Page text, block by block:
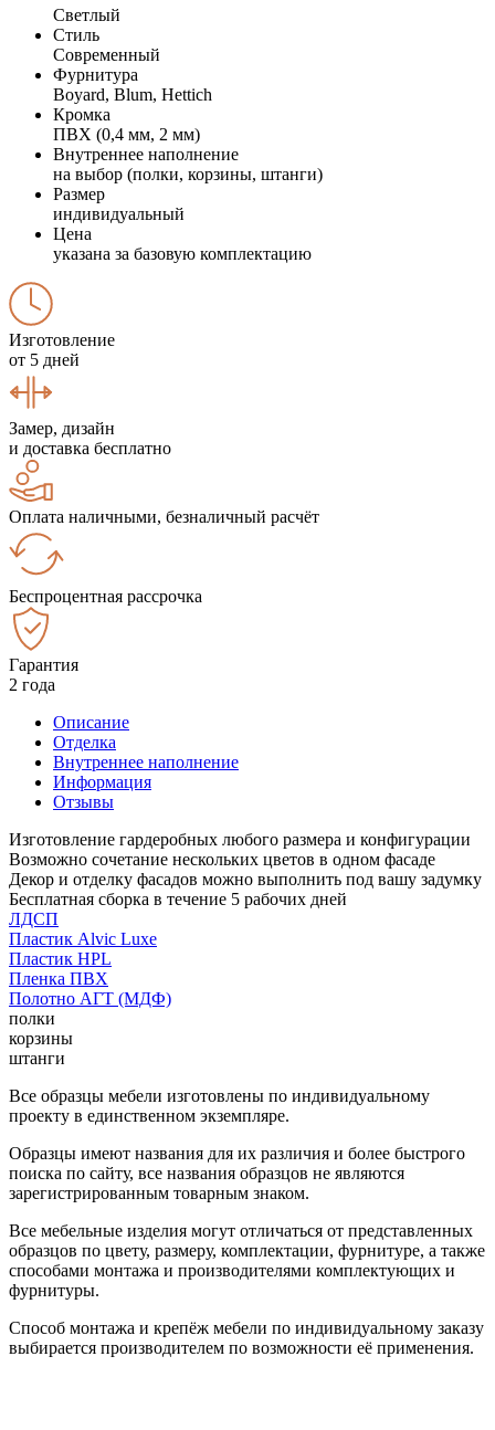
Светлый
Стиль
Современный
Фурнитура
Boyard, Blum, Hettich
Кромка
ПВХ (0,4 мм, 2 мм)
Внутреннее наполнение
на выбор (полки, корзины, штанги)
Размер
индивидуальный
Цена
указана за базовую комплектацию
Изготовление
от 5 дней
Замер, дизайн
и доставка бесплатно
Оплата наличными, безналичный расчёт
Беспроцентная рассрочка
Гарантия
2 года
Описание
Отделка
Внутреннее наполнение
Информация
Отзывы
Изготовление гардеробных любого размера и конфигурации
Возможно сочетание нескольких цветов в одном фасаде
Декор и отделку фасадов можно выполнить под вашу задумку
Бесплатная сборка в течение 5 рабочих дней
ЛДСП
Пластик Alvic Luxe
Пластик HPL
Пленка ПВХ
Полотно АГТ (МДФ)
полки
корзины
штанги
Все образцы мебели изготовлены по индивидуальному
проекту в единственном экземпляре.
Образцы имеют названия для их различия и более быстрого
поиска по сайту, все названия образцов не являются
зарегистрированным товарным знаком.
Все мебельные изделия могут отличаться от представленных
образцов по цвету, размеру, комплектации, фурнитуре, а также
способами монтажа и производителями комплектующих и
фурнитуры.
Способ монтажа и крепёж мебели по индивидуальному заказу
выбирается производителем по возможности её применения.